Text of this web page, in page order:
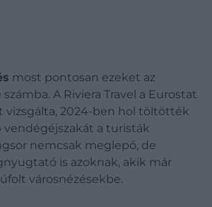
most pontosan ezeket az
A Riviera Travel a Eurostat
vizsgálta, 2024-ben hol töltötték
vendégéjszakát a turisták
nemcsak meglepő, de
is azoknak, akik már
városnézésekbe.